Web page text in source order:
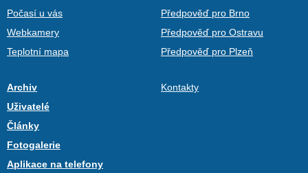
Počasí u vás
Webkamery
Teplotní mapa
Předpověď pro Brno
Předpověď pro Ostravu
Předpověď pro Plzeň
Archiv
Uživatelé
Články
Fotogalerie
Aplikace na telefony
Kontakty